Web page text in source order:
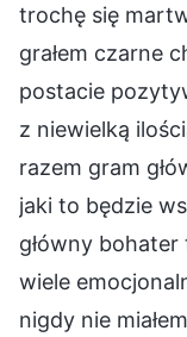
trochę się
grałem czarne
postacie
z niewielką
razem gram
jaki to będzie
główny
wiele
nigdy nie